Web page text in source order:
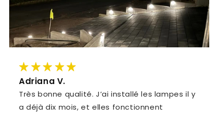
Adriana V.
Très bonne qualité. J’ai installé les lampes il y
a déjà dix mois, et elles fonctionnent